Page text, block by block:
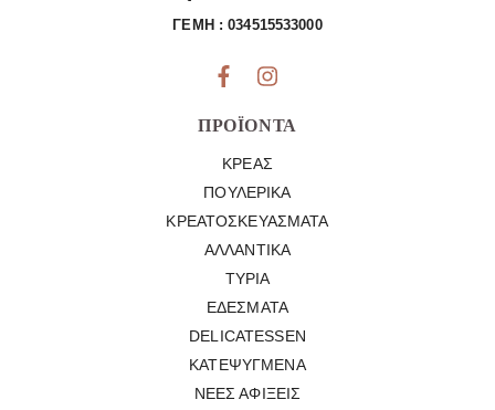
ΓΕΜΗ : 034515533000
ΠΡΟΪΌΝΤΑ
ΚΡΈΑΣ
ΠΟΥΛΕΡΙΚΆ
ΚΡΕΑΤΟΣΚΕΥΆΣΜΑΤΑ
ΑΛΛΑΝΤΙΚΆ
ΤΥΡΙΆ
ΕΔΈΣΜΑΤΑ
DELICATESSEN
ΚΑΤΕΨΥΓΜΈΝΑ
ΝΈΕΣ ΑΦΊΞΕΙΣ